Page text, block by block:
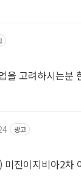
을 고려하시는분
광고
진이지비아2차